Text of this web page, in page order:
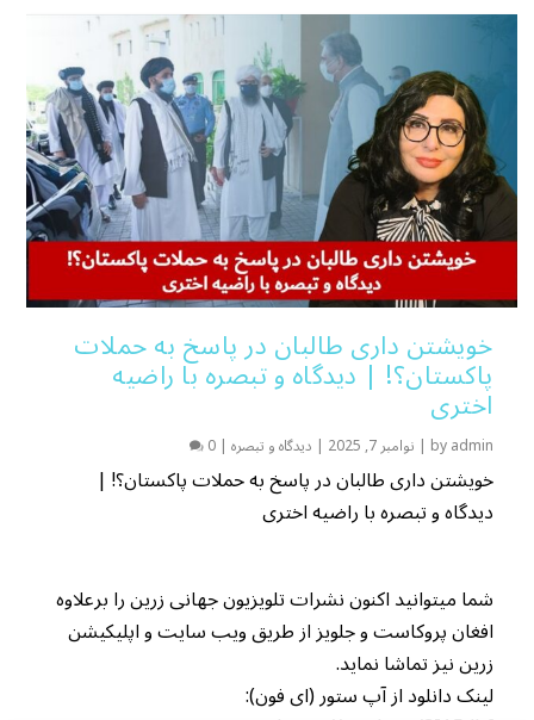
خویشتن داری طالبان در پاسخ به حملات
پاکستان؟! | دیدگاه و تبصره با راضیه
اختری
byadmin
| نوامبر 7, 2025 | دیدگاه و تبصره |
0
خویشتن داری طالبان در پاسخ به حملات پاکستان؟! |
دیدگاه و تبصره با راضیه اختری
شما میتوانید اکنون نشرات تلویزیون جهانی زرین را برعلاوه
افغان پروکاست و جلویز از طریق ویب سایت و اپلیکیشن
زرین نیز تماشا نماید.
لینک دانلود از آپ ستور (ای فون):